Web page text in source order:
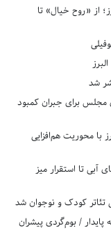
از «روح خیال» تا
شد
برای جبران کمبود
با محوریت هم‌افزایی
آبی تا استقرار میز
تئاتر کودک و نوجوان شد
/ بوم‌گردی پیشران